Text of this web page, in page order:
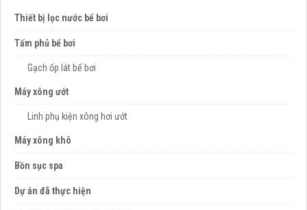
Thiết bị lọc nước bể bơi
Tấm phủ bể bơi
Gạch ốp lát bể bơi
Máy xông ướt
Linh phụ kiện xông hơi ướt
Máy xông khô
Bồn sục spa
Dự án đã thực hiện